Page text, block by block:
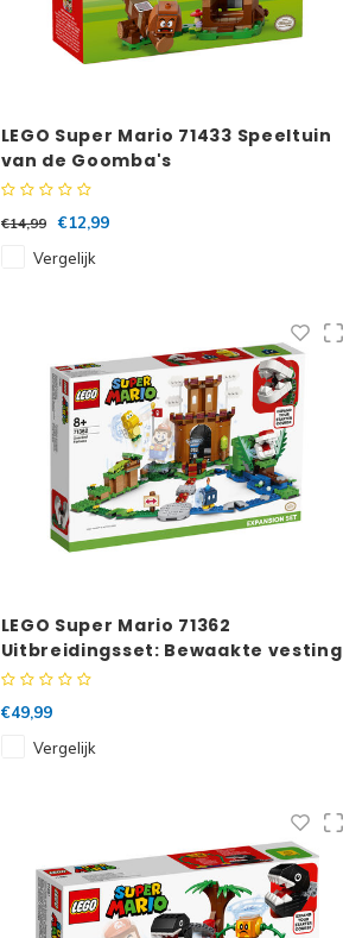
LEGO Super Mario 71433 Speeltuin
van de Goomba's
€14,99
€12,99
Vergelijk
LEGO Super Mario 71362
Uitbreidingsset: Bewaakte vesting
€49,99
Vergelijk